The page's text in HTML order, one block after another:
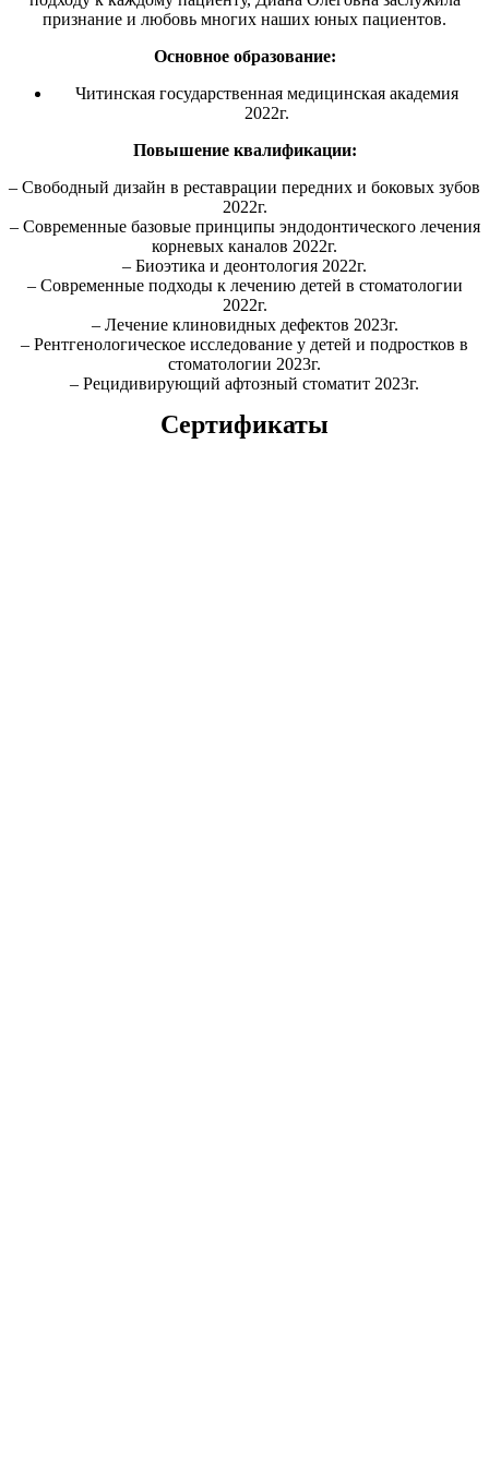
признание и любовь многих наших юных пациентов.
Основное образование:
Читинская государственная медицинская академия
2022г.
Повышение квалификации:
– Свободный дизайн в реставрации передних и боковых зубов
2022г.
– Современные базовые принципы эндодонтического лечения
корневых каналов 2022г.
– Биоэтика и деонтология 2022г.
– Современные подходы к лечению детей в стоматологии
2022г.
– Лечение клиновидных дефектов 2023г.
– Рентгенологическое исследование у детей и подростков в
стоматологии 2023г.
– Рецидивирующий афтозный стоматит 2023г.
Сертификаты